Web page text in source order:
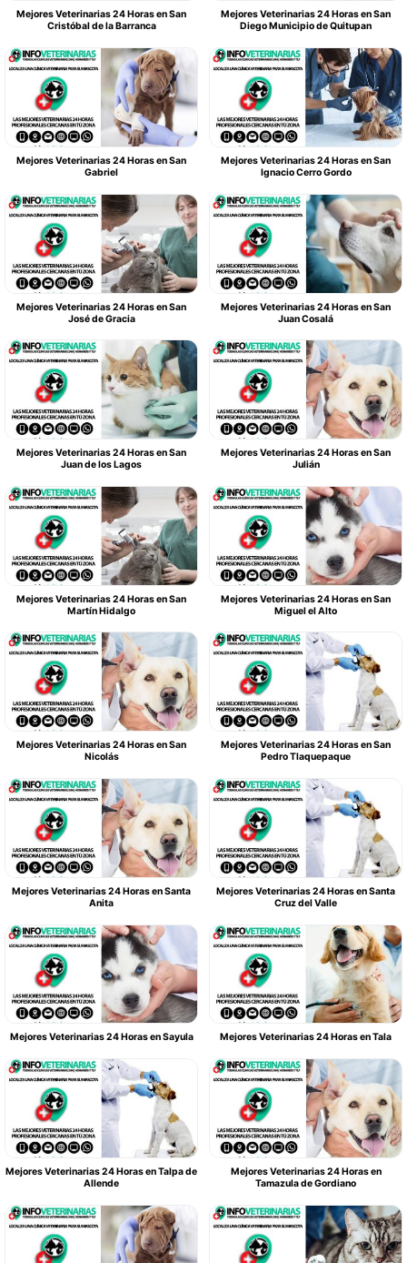
Mejores Veterinarias 24 Horas en San
Cristóbal de la Barranca
Mejores Veterinarias 24 Horas en San
Diego Municipio de Quitupan
Mejores Veterinarias 24 Horas en San
Gabriel
Mejores Veterinarias 24 Horas en San
Ignacio Cerro Gordo
Mejores Veterinarias 24 Horas en San
José de Gracia
Mejores Veterinarias 24 Horas en San
Juan Cosalá
Mejores Veterinarias 24 Horas en San
Juan de los Lagos
Mejores Veterinarias 24 Horas en San
Julián
Mejores Veterinarias 24 Horas en San
Martín Hidalgo
Mejores Veterinarias 24 Horas en San
Miguel el Alto
Mejores Veterinarias 24 Horas en San
Nicolás
Mejores Veterinarias 24 Horas en San
Pedro Tlaquepaque
Mejores Veterinarias 24 Horas en Santa
Anita
Mejores Veterinarias 24 Horas en Santa
Cruz del Valle
Mejores Veterinarias 24 Horas en Sayula Mejores Veterinarias 24 Horas en Tala
Mejores Veterinarias 24 Horas en Talpa de
Allende
Mejores Veterinarias 24 Horas en
Tamazula de Gordiano